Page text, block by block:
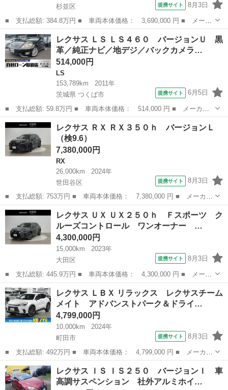
杉並区
提携サイト 8月3日
■ 支払総額: 384.8万円 ■ 車両本体価格： 3,690,000 円 ■ メーカ
ー名： レクサス ■ 車種名： ＵＸ ■ グレード名： ＵＸ２５０
ｈ Ｆスポーツ 記録簿付 Ｂカメラ 盗難防止装置 本革 アルミ
ホイール...
東京 杉並区 レクサス
レクサス ＬＳ ＬＳ４６０ バージョンＵ 黒
革／純正ナビ／地デジ／バックカメラ…
514,000円
LS
153,789km
2011年
茨城県 つくば市
提携サイト 6月5日
■ 支払総額: 59.8万円 ■ 車両本体価格： 514,000 円 ■ メーカー
名： レクサス ■ 車種名： ＬＳ ■ グレード名： ＬＳ４６０
バージョンＵ 黒革／純正ナビ／地デジ／バックカメラ／クルーズコ
ントロール／...
茨城 つくば市
レクサス ＲＸ ＲＸ３５０ｈ バージョンＬ
（検9.6）
7,380,000円
RX
26,000km
2024年
世田谷区
提携サイト 8月3日
■ 支払総額: 753万円 ■ 車両本体価格： 7,380,000 円 ■ メーカー
名： レクサス ■ 車種名： ＲＸ ■ グレード名： ＲＸ３５０
ｈ バージョンＬ ■ 排気量： 2500cc ■ ドア枚数： 5D ■ ミ...
東京 世田谷区
レクサス ＵＸ ＵＸ２５０ｈ Ｆスポーツ ク
ルーズコントロール ワンオーナー …
4,300,000円
15,000km
2023年
大田区
提携サイト 8月3日
■ 支払総額: 445.9万円 ■ 車両本体価格： 4,300,000 円 ■ メーカ
ー名： レクサス ■ 車種名： ＵＸ ■ グレード名： ＵＸ２５０
ｈ Ｆスポーツ クルーズコントロール ワンオーナー バックＣ
ミュージ...
東京 大田区 レクサス
レクサス ＬＢＸ リラックス レクサスチーム
メイト アドバンストパーク＆ドライ…
4,799,000円
10,000km
2024年
町田市
提携サイト 8月3日
■ 支払総額: 492万円 ■ 車両本体価格： 4,799,000 円 ■ メーカー
名： レクサス ■ 車種名： ＬＢＸ ■ グレード名： リラック
ス レクサスチームメイト アドバンストパーク＆ドライブ パノラ
ミックビュー...
東京 町田市 レクサス
レクサス ＩＳ ＩＳ２５０ バージョンＩ 車
高調サスペンション 社外アルミホイ…